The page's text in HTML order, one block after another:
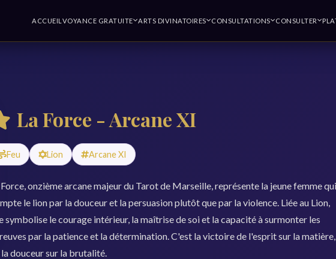
ACCUEIL VOYANCE GRATUITE ARTS DIVINATOIRES CONSULTATIONS CONSULTER
La Force - Arcane XI
Feu Lion Arcane XI
Force, onzième arcane majeur du Tarot de Marseille, représente la jeune femme qui
le lion par la douceur et la persuasion plutôt que par la violence. Liée au Lion,
symbolise le courage intérieur, la maîtrise de soi et la capacité à surmonter les
par la patience et la détermination. C'est la victoire de l'esprit sur la matière,
douceur sur la brutalité.